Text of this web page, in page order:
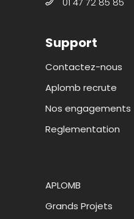
Support
Contactez-nous
Aplomb recrute
Nos engagements
Reglementation
APLOMB
Grands Projets